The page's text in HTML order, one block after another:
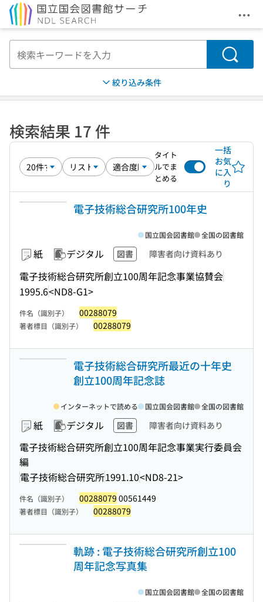
メ
検索
絞り込み条件
検索結果 17 件
タイト
ルでま
とめる
一括
お気
に入
り
電子技術総合研究所100年史
紙 デジタル 図書 障害者向け資料あり
電子技術総合研究所創立100周年記念事業協賛会
1995.6<ND8-G1>
国立国会図書館 全国の図書館
件名（識別子） 00288079
著者標目（識別子） 00288079
電子技術総合研究所最近の十年史
創立100周年記念誌
紙 デジタル 図書 障害者向け資料あり
電子技術総合研究所創立100周年記念事業実行委員会
編
電子技術総合研究所1991.10<ND8-21>
インターネットで読める 国立国会図書館 全国の図書館
件名（識別子） 00288079 00561449
著者標目（識別子） 00288079
軌跡 : 電子技術総合研究所創立100
周年記念写真集
国立国会図書館 全国の図書館